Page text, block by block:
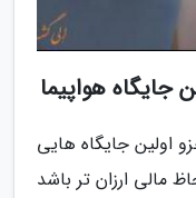
جایگاه هواپیما
اولین جایگاه هایی
مالی ارزان تر باشد